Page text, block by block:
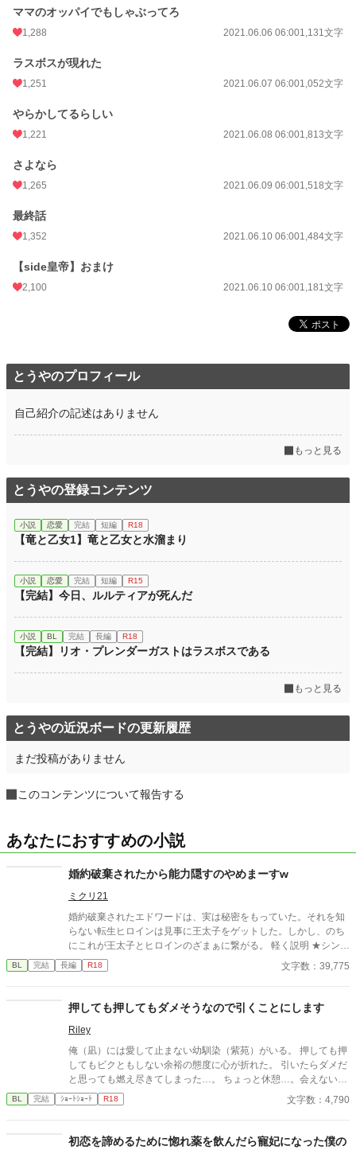
更新日時 2021.06.10 06:00
初回公開日時
初回完結日時 2021.06.01 06:00
週間ポイント
月間ポイント 14,644 pt (3,201 位)
累計ポイント
ママのオッパイでもしゃぶってろ
1,288 2021.06.06 06:001,131文字
ラスボスが現れた
1,251 2021.06.07 06:001,052文字
やらかしてるらしい
1,221 2021.06.08 06:001,813文字
さよなら
1,265 2021.06.09 06:001,518文字
最終話
1,352 2021.06.10 06:001,484文字
【side皇帝】おまけ
2,100 2021.06.10 06:001,181文字
とうやのプロフィール
自己紹介の記述はありません
もっと見る
とうやの登録コンテンツ
小説 恋愛 完結 短編 R18
【竜と乙女1】竜と乙女と水溜まり
小説 恋愛 完結 短編 R15
【完結】今日、ルルティアが死んだ
小説 BL 完結 長編 R18
【完結】リオ・プレンダーガストはラスボスである
もっと見る
とうやの近況ボードの更新履歴
まだ投稿がありません
このコンテンツについて報告する
あなたにおすすめの小説
婚約破棄されたから能力隠すのやめまーすw
ミクリ21
婚約破棄されたエドワードは、実は秘密をもっていた。それを知
らない転生ヒロインは見事に王太子をゲットした。しかし、のち
にこれが王太子とヒロインのざまぁに繋がる。 軽く説明 ★シンシ
ア…乙女ゲームに転生したヒロイン。自分が主人公だと思ってい
る。 ★エドワード…転生者だけど乙女ゲームの世界だとは知らな
BL 完結 長編 R18 文字数：39,775
押しても押してもダメそうなので引くことにします
Riley
俺（凪）には愛して止まない幼馴染（紫苑）がいる。 押しても押
してもビクともしない余裕の態度に心が折れた。 引いたらダメだ
と思っても燃え尽きてしまった…。 ちょっと休憩…。会えないと
寂しいけど、引くと言ったからには自分からいけない…
BL 完結 ｼｮｰﾄｼｮｰﾄ R18 文字数：4,790
初恋を諦めるために惚れ薬を飲んだら寵妃になった僕の